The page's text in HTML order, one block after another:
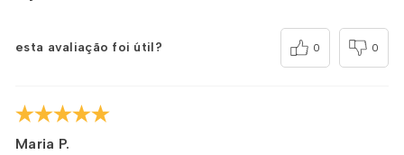
esta avaliação foi útil? 0 0
Maria P.